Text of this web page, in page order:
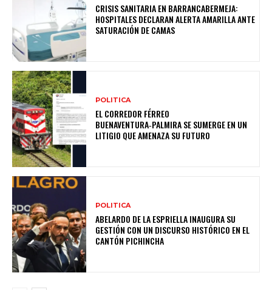
CRISIS SANITARIA EN BARRANCABERMEJA:
HOSPITALES DECLARAN ALERTA AMARILLA ANTE
SATURACIÓN DE CAMAS
POLITICA
EL CORREDOR FÉRREO
BUENAVENTURA‑PALMIRA SE SUMERGE EN UN
LITIGIO QUE AMENAZA SU FUTURO
POLITICA
ABELARDO DE LA ESPRIELLA INAUGURA SU
GESTIÓN CON UN DISCURSO HISTÓRICO EN EL
CANTÓN PICHINCHA